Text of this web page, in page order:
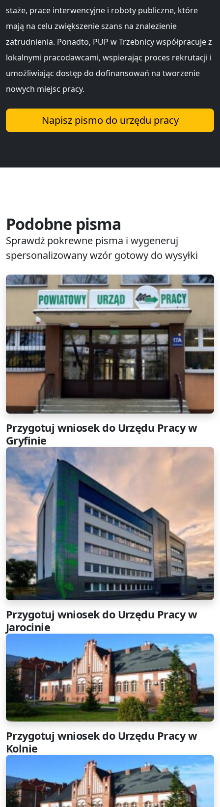
staże, prace interwencyjne i roboty publiczne, które
mają na celu zwiększenie szans na znalezienie
zatrudnienia. Ponadto, PUP w Trzebnicy współpracuje z
lokalnymi pracodawcami, wspierając proces rekrutacji i
umożliwiając dostęp do dofinansowań na tworzenie
nowych miejsc pracy.
Napisz pismo do urzędu pracy
Podobne pisma
Sprawdź pokrewne pisma i wygeneruj
spersonalizowany wzór gotowy do wysyłki
Przygotuj wniosek do Urzędu Pracy w
Gryfinie
Przygotuj wniosek do Urzędu Pracy w
Jarocinie
Przygotuj wniosek do Urzędu Pracy w
Kolnie